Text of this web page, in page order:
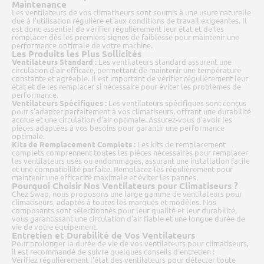
Maintenance
Les ventilateurs de vos climatiseurs sont soumis à une usure naturelle
due à l'utilisation régulière et aux conditions de travail exigeantes. Il
est donc essentiel de vérifier régulièrement leur état et de les
remplacer dès les premiers signes de faiblesse pour maintenir une
performance optimale de votre machine.
Les Produits les Plus Sollicités
Ventilateurs Standard : Les ventilateurs standard assurent une
circulation d'air efficace, permettant de maintenir une température
constante et agréable. Il est important de vérifier régulièrement leur
état et de les remplacer si nécessaire pour éviter les problèmes de
performance.
Ventilateurs Spécifiques : Les ventilateurs spécifiques sont conçus
pour s'adapter parfaitement à vos climatiseurs, offrant une durabilité
accrue et une circulation d'air optimale. Assurez-vous d'avoir les
pièces adaptées à vos besoins pour garantir une performance
optimale.
Kits de Remplacement Complets : Les kits de remplacement
complets comprennent toutes les pièces nécessaires pour remplacer
les ventilateurs usés ou endommagés, assurant une installation facile
et une compatibilité parfaite. Remplacez-les régulièrement pour
maintenir une efficacité maximale et éviter les pannes.
Pourquoi Choisir Nos Ventilateurs pour Climatiseurs ?
Chez Swap, nous proposons une large gamme de ventilateurs pour
climatiseurs, adaptés à toutes les marques et modèles. Nos
composants sont sélectionnés pour leur qualité et leur durabilité,
vous garantissant une circulation d'air fiable et une longue durée de
vie de votre équipement.
Entretien et Durabilité de Vos Ventilateurs
Pour prolonger la durée de vie de vos ventilateurs pour climatiseurs,
il est recommandé de suivre quelques conseils d'entretien :
Vérifiez régulièrement l'état des ventilateurs pour détecter toute